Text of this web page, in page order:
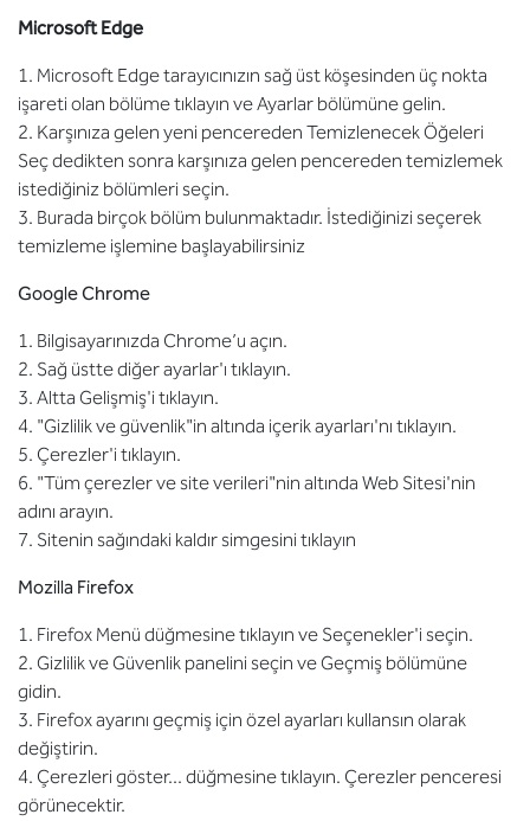
Microsoft Edge
1. Microsoft Edge tarayıcınızın sağ üst köşesinden üç nokta
işareti olan bölüme tıklayın ve Ayarlar bölümüne gelin.
2. Karşınıza gelen yeni pencereden Temizlenecek Öğeleri
Seç dedikten sonra karşınıza gelen pencereden temizlemek
istediğiniz bölümleri seçin.
3. Burada birçok bölüm bulunmaktadır. İstediğinizi seçerek
temizleme işlemine başlayabilirsiniz
Google Chrome
1. Bilgisayarınızda Chrome’u açın.
2. Sağ üstte diğer ayarlar'ı tıklayın.
3. Altta Gelişmiş'i tıklayın.
4. "Gizlilik ve güvenlik"in altında içerik ayarları'nı tıklayın.
5. Çerezler'i tıklayın.
6. "Tüm çerezler ve site verileri"nin altında Web Sitesi'nin
adını arayın.
7. Sitenin sağındaki kaldır simgesini tıklayın
Mozilla Firefox
1. Firefox Menü düğmesine tıklayın ve Seçenekler'i seçin.
2. Gizlilik ve Güvenlik panelini seçin ve Geçmiş bölümüne
gidin.
3. Firefox ayarını geçmiş için özel ayarları kullansın olarak
değiştirin.
4. Çerezleri göster... düğmesine tıklayın. Çerezler penceresi
görünecektir.